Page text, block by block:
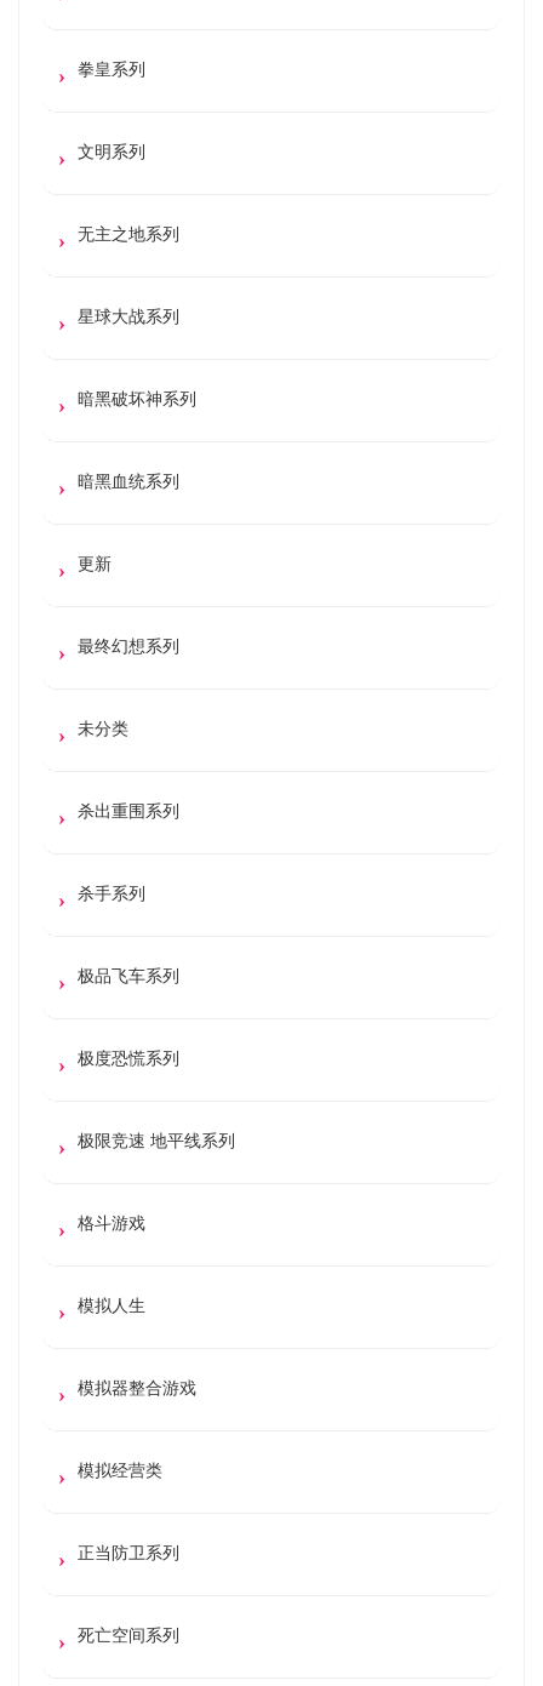
拳皇系列
文明系列
无主之地系列
星球大战系列
暗黑破坏神系列
暗黑血统系列
更新
最终幻想系列
未分类
杀出重围系列
杀手系列
极品飞车系列
极度恐慌系列
极限竞速 地平线系列
格斗游戏
模拟人生
模拟器整合游戏
模拟经营类
正当防卫系列
死亡空间系列